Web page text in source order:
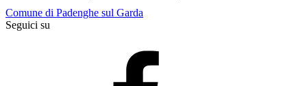
Comune di Padenghe sul Garda
Seguici su